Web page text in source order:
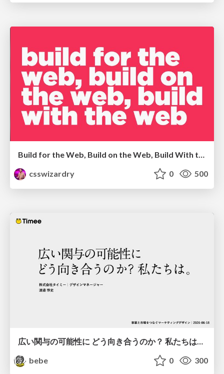
Build for the Web, Build on the Web, Build With the Web
csswizardry
0 500
bebe
0 300